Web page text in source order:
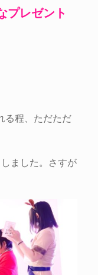
プレゼント
る程、ただただ
ました。さすが